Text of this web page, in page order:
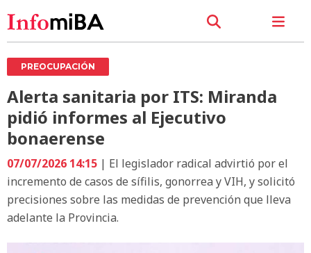
PREOCUPACIÓN
Alerta sanitaria por ITS: Miranda
pidió informes al Ejecutivo
bonaerense
07/07/2026 14:15 | El legislador radical advirtió por el
incremento de casos de sífilis, gonorrea y VIH, y solicitó
precisiones sobre las medidas de prevención que lleva
adelante la Provincia.